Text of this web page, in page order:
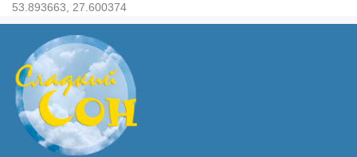
53.893663, 27.600374